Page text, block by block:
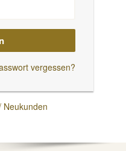
vergessen?
Neukunden